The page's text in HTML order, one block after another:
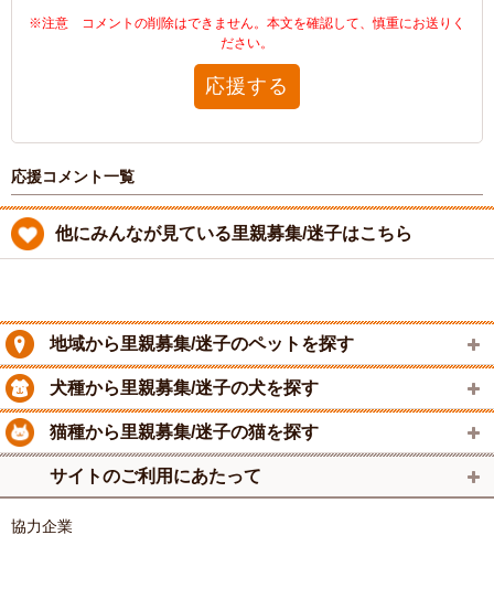
※注意 コメントの削除はできません。本文を確認して、慎重にお送りく
ださい。
応援する
応援コメント一覧
他にみんなが見ている里親募集/迷子はこちら
地域から里親募集/迷子のペットを探す
犬種から里親募集/迷子の犬を探す
猫種から里親募集/迷子の猫を探す
サイトのご利用にあたって
協力企業